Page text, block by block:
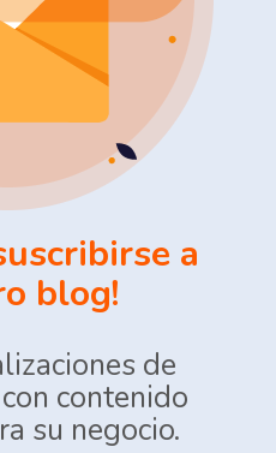
a
blog!
de
contenido
su negocio.